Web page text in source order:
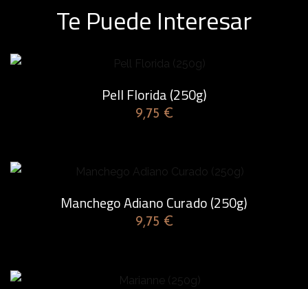
Te Puede Interesar
Pell Florida (250g)
9,75 €
Manchego Adiano Curado (250g)
9,75 €